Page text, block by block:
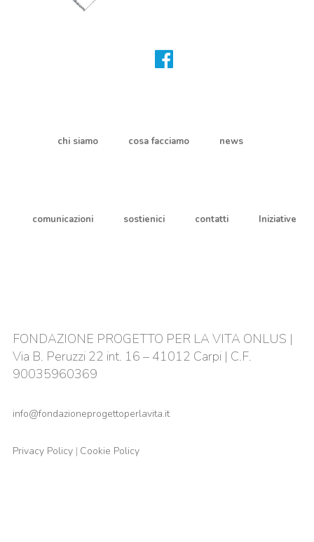
chi siamo cosa facciamo news
comunicazioni sostienici contatti Iniziative
FONDAZIONE PROGETTO PER LA VITA ONLUS |
Via B. Peruzzi 22 int. 16 – 41012 Carpi | C.F.
90035960369
info@fondazioneprogettoperlavita.it
Privacy Policy | Cookie Policy